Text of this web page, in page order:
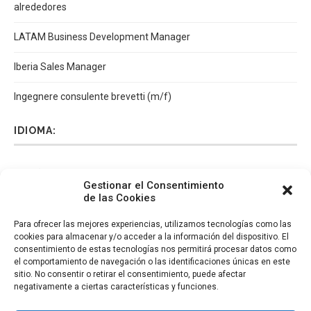
Gestionar el Consentimiento
de las Cookies
Para ofrecer las mejores experiencias, utilizamos tecnologías como las
cookies para almacenar y/o acceder a la información del dispositivo. El
consentimiento de estas tecnologías nos permitirá procesar datos como
el comportamiento de navegación o las identificaciones únicas en este
sitio. No consentir o retirar el consentimiento, puede afectar
negativamente a ciertas características y funciones.
alrededores
LATAM Business Development Manager
Iberia Sales Manager
Ingegnere consulente brevetti (m/f)
IDIOMA: